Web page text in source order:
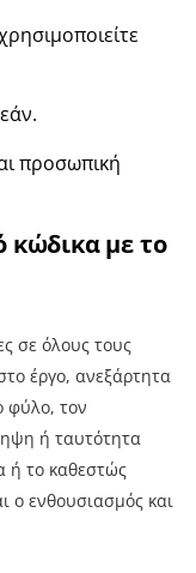
προσωπική
κώδικα με το
σε όλους τους
έργο, ανεξάρτητα
φύλο, τον
ή ταυτότητα
ή το καθεστώς
ο ενθουσιασμός και